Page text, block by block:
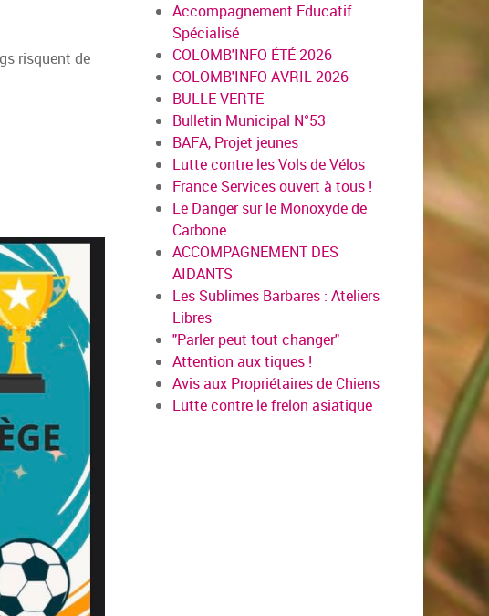
risquent de
Accompagnement Educatif
Spécialisé
COLOMB'INFO ÉTÉ 2026
COLOMB'INFO AVRIL 2026
BULLE VERTE
Bulletin Municipal N°53
BAFA, Projet jeunes
Lutte contre les Vols de Vélos
France Services ouvert à tous !
Le Danger sur le Monoxyde de
Carbone
ACCOMPAGNEMENT DES
AIDANTS
Les Sublimes Barbares : Ateliers
Libres
"Parler peut tout changer"
Attention aux tiques !
Avis aux Propriétaires de Chiens
Lutte contre le frelon asiatique